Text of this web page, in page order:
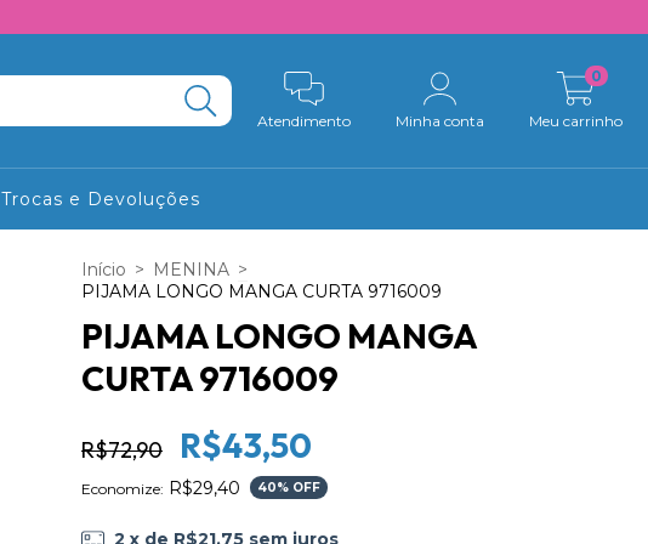
Atendimento Minha conta Meu carrinho
0
Trocas e Devoluções
Início > MENINA >
PIJAMA LONGO MANGA CURTA 9716009
PIJAMA LONGO MANGA
CURTA 9716009
R$72,90 R$43,50
Economize: R$29,40 40% OFF
2 x de R$21,75 sem juros